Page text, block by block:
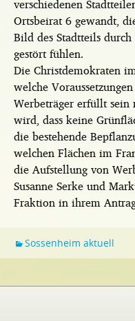
Ortsbeirat 6 gewandt,
Bild des Stadtteils
gestört fühlen.
Die Christdemokraten
welche
Werbeträger erfüllt sein
wird, dass keine
die bestehende
welchen Flächen im
die Aufstellung von
Susanne Serke und
Fraktion in ihrem
Sossenheim aktuell